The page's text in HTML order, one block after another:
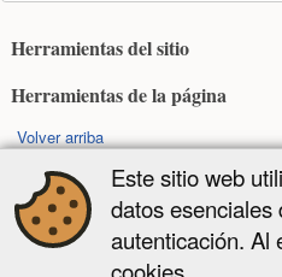
Herramientas del sitio
Herramientas de la página
Volver arriba
Excepto donde se indique lo contrario,
la
CC Attribution-Share
Este sitio web
datos esenciales
autenticación. Al
cookies.